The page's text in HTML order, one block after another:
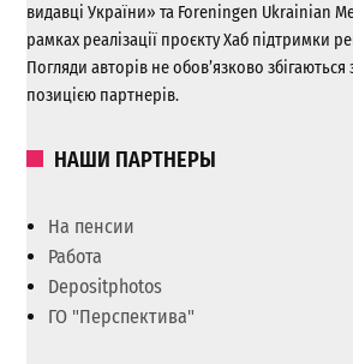
видавці України» та Foreningen Ukrainian
рамках реалізації проєкту Хаб підтримки
Погляди авторів не обов’язково
позицією партнерів.
НАШИ ПАРТНЕРЫ
На пенсии
Работа
Depositphotos
ГО "Перспектива"